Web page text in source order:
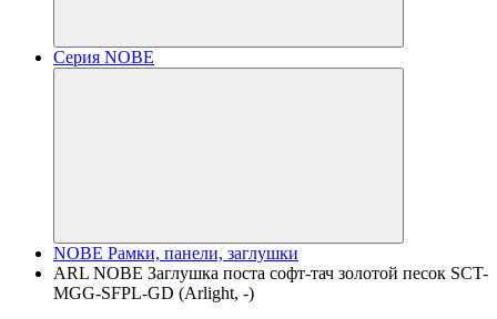
Серия NOBE
NOBE Рамки, панели, заглушки
ARL NOBE Заглушка поста софт-тач золотой песок SCT-
MGG-SFPL-GD (Arlight, -)